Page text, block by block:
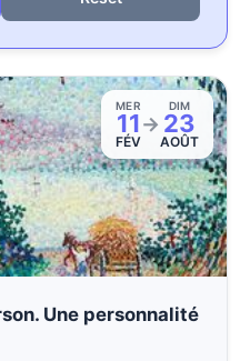
MER
11
FÉV
→
DIM
23
AOÛT
Une personnalité